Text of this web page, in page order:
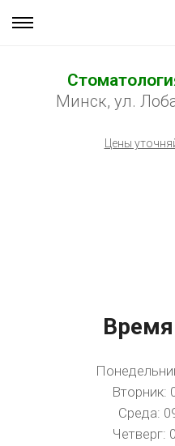
Минск, ул.
Цены
Вторник:
Среда:
Четверг: